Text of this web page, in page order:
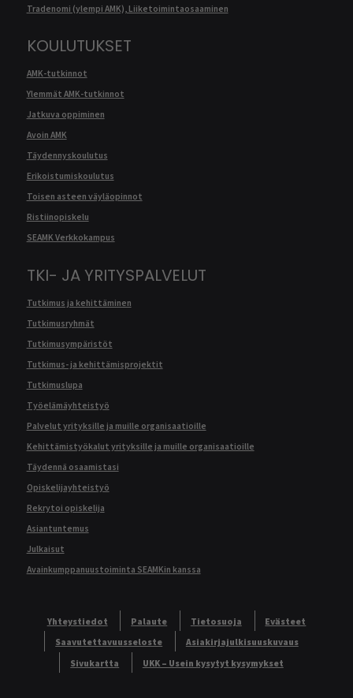
Tradenomi (ylempi AMK), Liiketoimintaosaaminen
KOULUTUKSET
AMK-tutkinnot
Ylemmät AMK-tutkinnot
Jatkuva oppiminen
Avoin AMK
Täydennyskoulutus
Erikoistumiskoulutus
Toisen asteen väyläopinnot
Ristiinopiskelu
SEAMK Verkkokampus
TKI- JA YRITYSPALVELUT
Tutkimus ja kehittäminen
Tutkimusryhmät
Tutkimusympäristöt
Tutkimus- ja kehittämisprojektit
Tutkimuslupa
Työelämäyhteistyö
Palvelut yrityksille ja muille organisaatioille
Kehittämistyökalut yrityksille ja muille organisaatioille
Täydennä osaamistasi
Opiskelijayhteistyö
Rekrytoi opiskelija
Asiantuntemus
Julkaisut
Avainkumppanuustoiminta SEAMKin kanssa
Yhteystiedot Palaute Tietosuoja
Evästeet
Saavutettavuusseloste
Asiakirjajulkisuuskuvaus
Sivukartta
UKK – Usein kysytyt kysymykset